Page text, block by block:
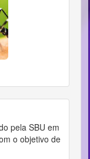
pela SBU em
o objetivo de